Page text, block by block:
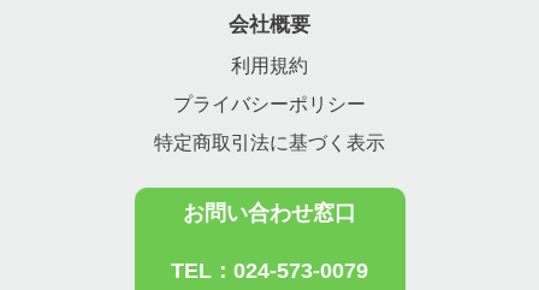
会社概要
利用規約
プライバシーポリシー
特定商取引法に基づく表示
お問い合わせ窓口
TEL：024-573-0079